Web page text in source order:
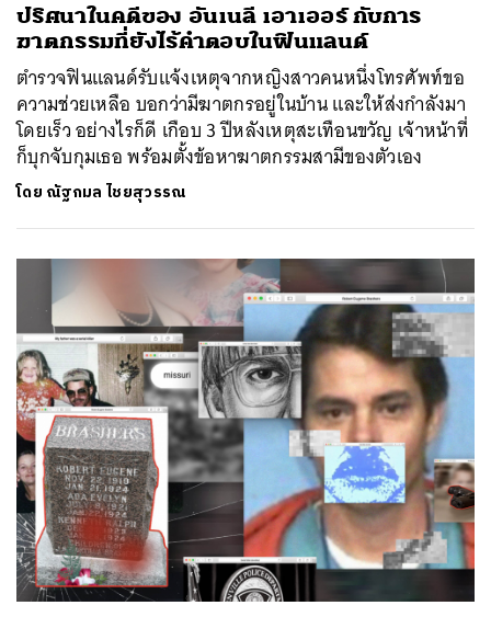
ปริศนาในคดีของ อันเนลี เอาเออร์ กับการ
ฆาตกรรมที่ยังไร้คำตอบในฟินแลนด์
ตำรวจฟินแลนด์รับแจ้งเหตุจากหญิงสาวคนหนึ่งโทรศัพท์ขอ
ความช่วยเหลือ บอกว่ามีฆาตกรอยู่ในบ้าน และให้ส่งกำลังมา
โดยเร็ว อย่างไรก็ดี เกือบ 3 ปีหลังเหตุสะเทือนขวัญ เจ้าหน้าที่
ก็บุกจับกุมเธอ พร้อมตั้งข้อหาฆาตกรรมสามีของตัวเอง
โดย ณัฐกมล ไชยสุวรรณ